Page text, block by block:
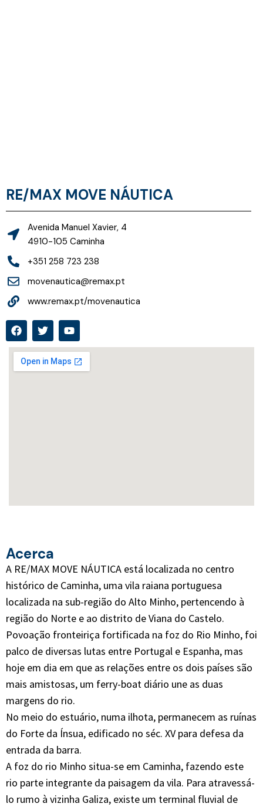
RE/MAX MOVE NÁUTICA
Avenida Manuel Xavier, 4
4910-105 Caminha
+351 258 723 238
movenautica@remax.pt
www.remax.pt/movenautica
Acerca
A RE/MAX MOVE NÁUTICA está localizada no centro
histórico de Caminha, uma vila raiana portuguesa
localizada na sub-região do Alto Minho, pertencendo à
região do Norte e ao distrito de Viana do Castelo.
Povoação fronteiriça fortificada na foz do Rio Minho, foi
palco de diversas lutas entre Portugal e Espanha, mas
hoje em dia em que as relações entre os dois países são
mais amistosas, um ferry-boat diário une as duas
margens do rio.
No meio do estuário, numa ilhota, permanecem as ruínas
do Forte da Ínsua, edificado no séc. XV para defesa da
entrada da barra.
A foz do rio Minho situa-se em Caminha, fazendo este
rio parte integrante da paisagem da vila. Para atravessá-
lo rumo à vizinha Galiza, existe um terminal fluvial de